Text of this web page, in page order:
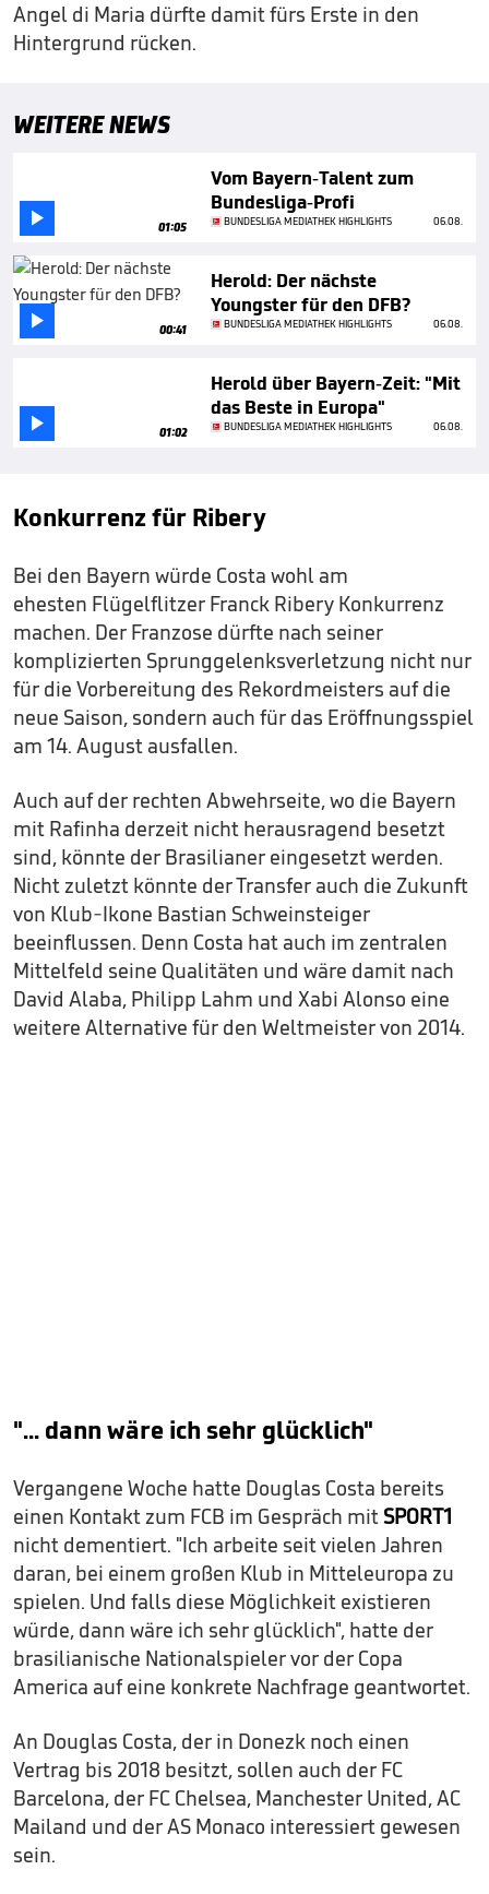
Angel di Maria dürfte damit fürs Erste in den
Hintergrund rücken.
WEITERE NEWS
 01:05
Vom Bayern-Talent zum
Bundesliga-Profi
BUNDESLIGA MEDIATHEK HIGHLIGHTS 06.08.
 00:41
Herold: Der nächste
Youngster für den DFB?
BUNDESLIGA MEDIATHEK HIGHLIGHTS 06.08.
 01:02
Herold über Bayern-Zeit: "Mit
das Beste in Europa"
BUNDESLIGA MEDIATHEK HIGHLIGHTS 06.08.
Konkurrenz für Ribery
Bei den Bayern würde Costa wohl am
ehesten Flügelflitzer Franck Ribery Konkurrenz
machen. Der Franzose dürfte nach seiner
komplizierten Sprunggelenksverletzung nicht nur
für die Vorbereitung des Rekordmeisters auf die
neue Saison, sondern auch für das Eröffnungsspiel
am 14. August ausfallen.
Auch auf der rechten Abwehrseite, wo die Bayern
mit Rafinha derzeit nicht herausragend besetzt
sind, könnte der Brasilianer eingesetzt werden.
Nicht zuletzt könnte der Transfer auch die Zukunft
von Klub-Ikone Bastian Schweinsteiger
beeinflussen. Denn Costa hat auch im zentralen
Mittelfeld seine Qualitäten und wäre damit nach
David Alaba, Philipp Lahm und Xabi Alonso eine
weitere Alternative für den Weltmeister von 2014.
"... dann wäre ich sehr glücklich"
Vergangene Woche hatte Douglas Costa bereits
einen Kontakt zum FCB im Gespräch mit SPORT1
nicht dementiert. "Ich arbeite seit vielen Jahren
daran, bei einem großen Klub in Mitteleuropa zu
spielen. Und falls diese Möglichkeit existieren
würde, dann wäre ich sehr glücklich", hatte der
brasilianische Nationalspieler vor der Copa
America auf eine konkrete Nachfrage geantwortet.
An Douglas Costa, der in Donezk noch einen
Vertrag bis 2018 besitzt, sollen auch der FC
Barcelona, der FC Chelsea, Manchester United, AC
Mailand und der AS Monaco interessiert gewesen
sein.